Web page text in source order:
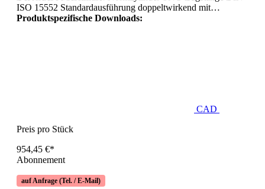
ISO 15552 Standardausführung doppeltwirkend mit…
Produktspezifische Downloads:
CAD
Preis pro Stück
954,45 €*
Abonnement
auf Anfrage (Tel. / E-Mail)